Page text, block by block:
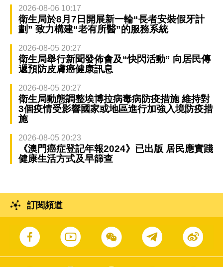
2026-08-06 10:17
衛生局於8月7日開展新一輪“長者安裝假牙計
劃” 致力構建“老有所醫”的服務系統
2026-08-05 20:27
衛生局舉行新聞發佈會及“快閃活動” 向居民傳
遞預防皮膚癌健康訊息
2026-08-05 20:27
衛生局動態調整埃博拉病毒病防疫措施 維持對
3個疫情受影響國家或地區進行加強入境防疫措
施
2026-08-05 20:23
《澳門癌症登記年報2024》已出版 居民應實踐
健康生活方式及早篩查
訂閱頻道